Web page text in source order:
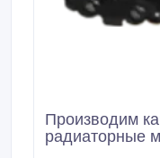
Производим
радиаторные